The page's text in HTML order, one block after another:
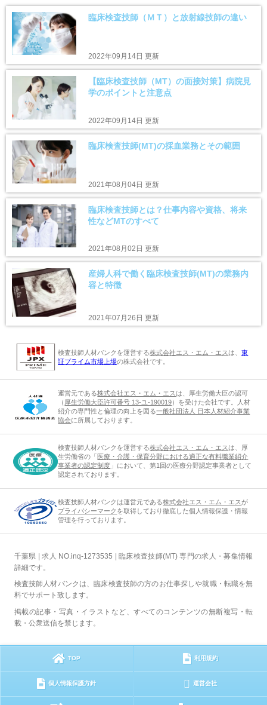
臨床検査技師（ＭＴ）と放射線技師の違い
2022年09月14日 更新
【臨床検査技師（MT）の面接対策】病院見
学のポイントと注意点
2022年09月14日 更新
臨床検査技師(MT)の採血業務とその範囲
2021年08月04日 更新
臨床検査技師とは？仕事内容や資格、将来
性などMTのすべて
2021年08月02日 更新
産婦人科で働く臨床検査技師(MT)の業務内
容と特徴
2021年07月26日 更新
検査技師人材バンクを運営する株式会社エス・エム・エスは、東
証プライム市場上場の株式会社です。
運営元である株式会社エス・エム・エスは、厚生労働大臣の認可
（ 厚生労働大臣許可番号 13-ユ-190019）を受けた会社です。人材
紹介の専門性と倫理の向上を図る一般社団法人 日本人材紹介事業
協会に所属しております。
検査技師人材バンクを運営する株式会社エス・エム・エスは、厚
生労働省の「 医療・介護・保育分野における適正な有料職業紹介
事業者の認定制度 」において、第1回の医療分野認定事業者として
認定されております。
検査技師人材バンクは運営元である株式会社エス・エム・エスが
プライバシーマーク を取得しており徹底した個人情報保護・情報
管理を行っております。
千葉県 | 求人 NO.inq-1273535 | 臨床検査技師(MT) 専門の求人・募集情報
詳細です。
検査技師人材バンクは、臨床検査技師の方のお仕事探しや就職・転職を無
料でサポート致します。
掲載の記事・写真・イラストなど、すべてのコンテンツの無断複写・転
載・公衆送信を禁じます。
TOP 利用規約
個人情報保護方針 運営会社